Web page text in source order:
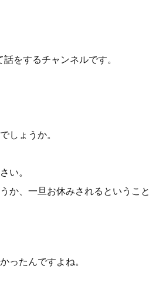
をするチャンネルです。
しょうか。
い。
か、一旦お休みされるということ
ったんですよね。